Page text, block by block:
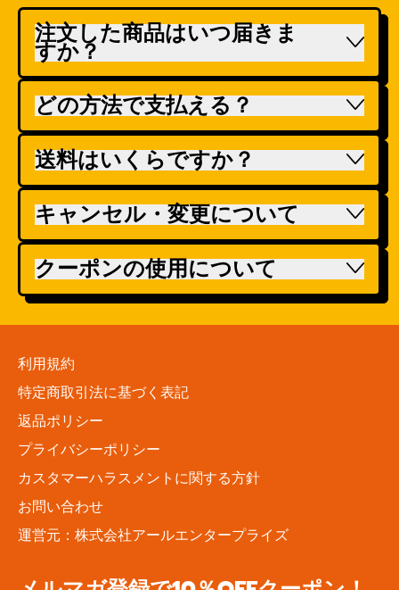
注文した商品はいつ届きま
すか？
どの方法で支払える？
送料はいくらですか？
キャンセル・変更について
クーポンの使用について
利用規約
特定商取引法に基づく表記
返品ポリシー
プライバシーポリシー
カスタマーハラスメントに関する方針
お問い合わせ
運営元：株式会社アールエンタープライズ